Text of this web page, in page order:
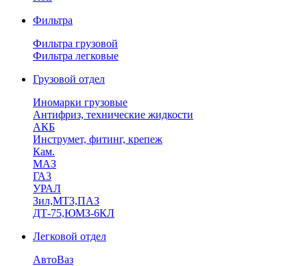
Фильтра
Фильтра грузовой
Фильтра легковые
Грузовой отдел
Иномарки грузовые
Антифриз, технические жидкости
АКБ
Инструмет, фитинг, крепеж
Кам.
МАЗ
ГА3
УРАЛ
Зил,МТЗ,ПАЗ
ДТ-75,ЮМЗ-6КЛ
Легковой отдел
АвтоВаз